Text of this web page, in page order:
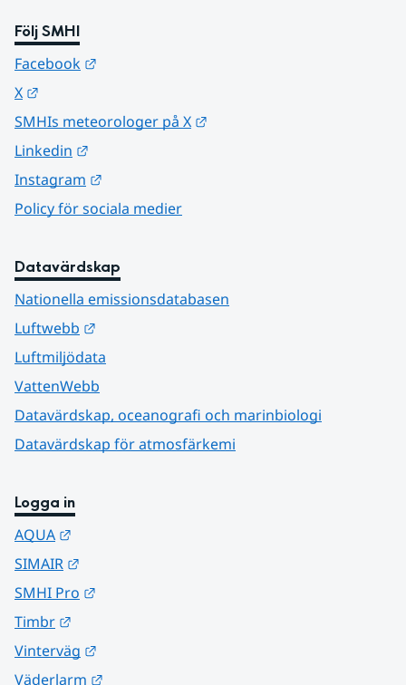
Följ SMHI
Facebook
X
SMHIs meteorologer på X
Linkedin
Instagram
Policy för sociala medier
Datavärdskap
Nationella emissionsdatabasen
Luftwebb
Luftmiljödata
VattenWebb
Datavärdskap, oceanografi och marinbiologi
Datavärdskap för atmosfärkemi
Logga in
AQUA
SIMAIR
SMHI Pro
Timbr
Vinterväg
Väderlarm